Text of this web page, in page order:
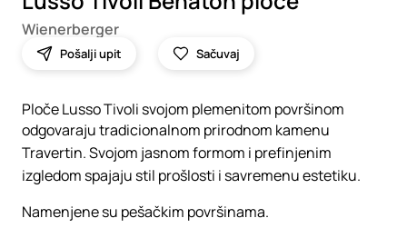
Wienerberger
Pošalji upit Sačuvaj
Ploče Lusso Tivoli svojom plemenitom površinom
odgovaraju tradicionalnom prirodnom kamenu
Travertin. Svojom jasnom formom i prefinjenim
izgledom spajaju stil prošlosti i savremenu estetiku.
Namenjene su pešačkim površinama.